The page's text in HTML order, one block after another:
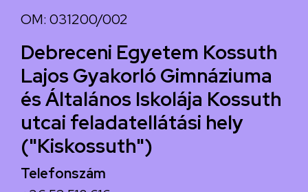
OM: 031200/002
Debreceni Egyetem Kossuth
Lajos Gyakorló Gimnáziuma
és Általános Iskolája Kossuth
utcai feladatellátási hely
("Kiskossuth")
Telefonszám